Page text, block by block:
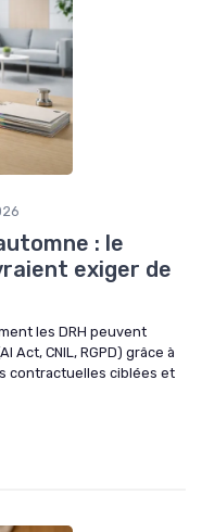
: le
exiger de
les DRH peuvent
Act, CNIL, RGPD) grâce à
contractuelles ciblées et